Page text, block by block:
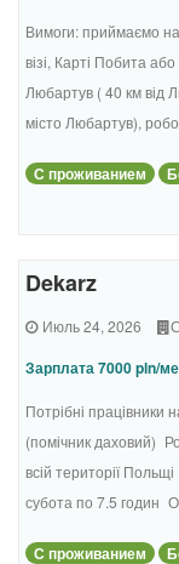
Вимоги: приймаємо
візі, Карті Побита
Любартув ( 40 км від
місто Любартув),
С проживанием
Dekarz
Июль 24, 2026
Зарплата 7000 pln/
Потрібні
(помічник даховий)
всій території
субота по 7.5 годин
С проживанием